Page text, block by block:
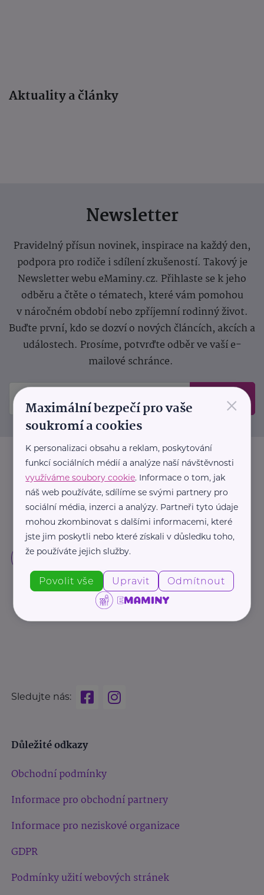
Aktuality a články
Newsletter
Pravidelný přísun novinek, inspirace na každý den,
podpora pro rodiče i sdílení zkušeností. Takový je
Newsletter webu eMaminy.cz. Přihlaste se k jeho
odběru a čtěte o tématech, které vám pomohou
v náročném období nebo zpříjemní rodinný život.
Buďte první, kdo se dozví o nových článcích, akcích a
událostech. Prosíme, potvrďte odběr ve vaší e-
mailové schránce.
Odeslat
Sledujte nás:
Důležité odkazy
Obchodní podmínky
Informace pro obchodní partnery
Informace pro neziskové organizace
GDPR
Podmínky užití webových stránek
×
Maximální bezpečí pro vaše
soukromí a cookies
K personalizaci obsahu a reklam, poskytování
funkcí sociálních médií a analýze naší návštěvnosti
využíváme soubory cookie. Informace o tom, jak
náš web používáte, sdílíme se svými partnery pro
sociální média, inzerci a analýzy. Partneři tyto údaje
mohou zkombinovat s dalšími informacemi, které
jste jim poskytli nebo které získali v důsledku toho,
že používáte jejich služby.
Povolit vše Upravit Odmítnout